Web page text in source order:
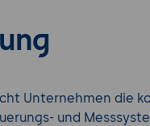
Unternehmen die
und